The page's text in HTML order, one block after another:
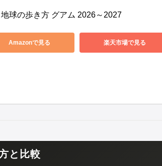
球の歩き方 グアム 2026～2027
Amazonで見る 楽天市場で見る
と比較